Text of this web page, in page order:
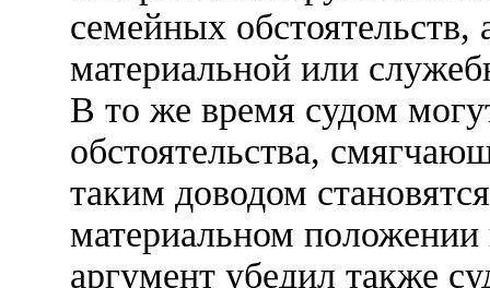
семейных обстоятельств,
материальной или
В то же время судом
обстоятельства,
таким доводом
материальном
аргумент убедил также